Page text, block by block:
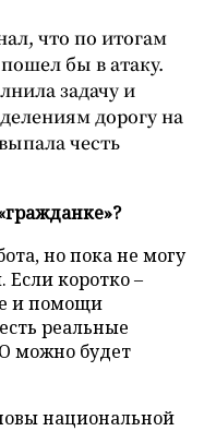
что по итогам
бы в атаку.
задачу и
дорогу на
честь
но пока не могу
Если коротко –
и помощи
реальные
можно будет
национальной